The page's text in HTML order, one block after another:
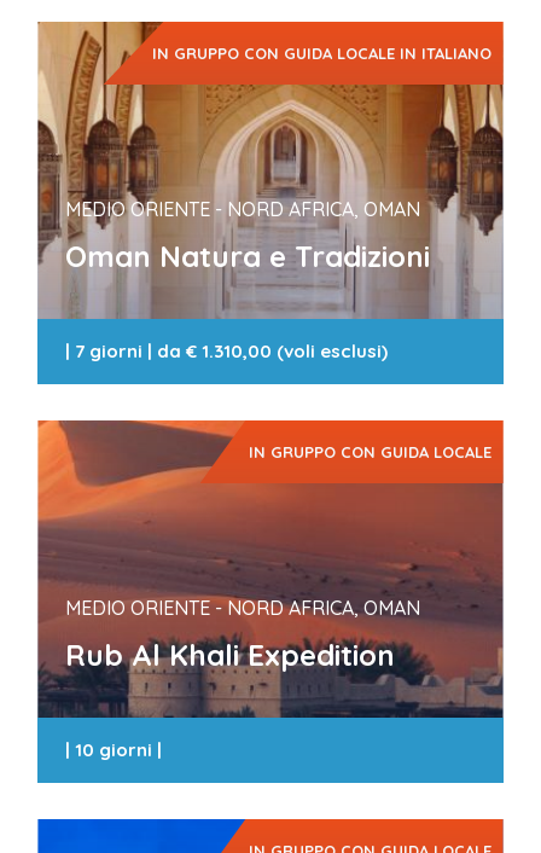
IN GRUPPO CON GUIDA LOCALE IN ITALIANO
MEDIO ORIENTE - NORD AFRICA, OMAN
Oman Natura e Tradizioni
| 7 giorni | da€ 1.310,00 (voli esclusi)
IN GRUPPO CON GUIDA LOCALE
MEDIO ORIENTE - NORD AFRICA, OMAN
Rub Al Khali Expedition
|10 giorni |